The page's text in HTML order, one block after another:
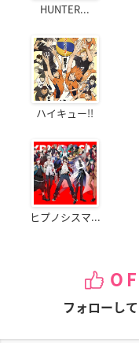
HUNTER...
ハイキュー!!
ヒプノシスマ...
フォローし